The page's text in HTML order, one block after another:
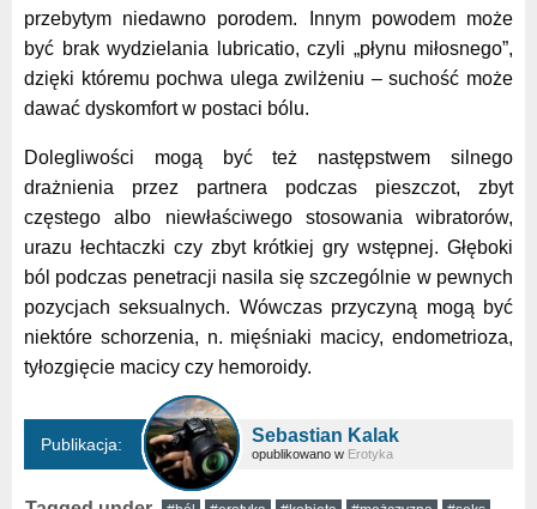
przebytym niedawno porodem. Innym powodem może
być brak wydzielania lubricatio, czyli „płynu miłosnego”,
dzięki któremu pochwa ulega zwilżeniu – suchość może
dawać dyskomfort w postaci bólu.
Dolegliwości mogą być też następstwem silnego
drażnienia przez partnera podczas pieszczot, zbyt
częstego albo niewłaściwego stosowania wibratorów,
urazu łechtaczki czy zbyt krótkiej gry wstępnej. Głęboki
ból podczas penetracji nasila się szczególnie w pewnych
pozycjach seksualnych. Wówczas przyczyną mogą być
niektóre schorzenia, n. mięśniaki macicy, endometrioza,
tyłozgięcie macicy czy hemoroidy.
Publikacja: Sebastian Kalak
opublikowano w Erotyka